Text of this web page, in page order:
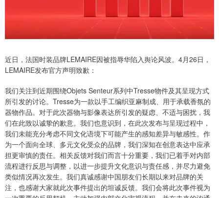
近日，法国时装品牌LEMAIRE因被指辱华陷入舆论风波。4月26日，
LEMAIRE发布官方声明致歉：
我们关注到近期围绕Objets Senteur系列中Tresse物件及其呈现方式
所引发的讨论。Tresse为一款以手工编织亚麻制成、用于承载香氛的
器物作品。对于此次器物与影像表达所引发的疑虑、不适与困扰，我
们在此致以诚挚的歉意。我们也意识到，在此次发布与呈现过程中，
我们未能充分考虑不同文化语境下可能产生的感知差异与敏感性。作
为一个面向全球、多元文化受众的品牌，我们深知在创意表达中应承
担更审慎的责任。相关反馈对我们而言十分重要，我们已着手对内部
流程进行反思与调整，以进一步提升文化意识与责任感，并尽力避免
类似情况再次发生。我们真诚感谢中国朋友们长期以来对品牌的关
注，也感谢大家就此次事件提出的坦诚反馈。我们会将此次事件视为